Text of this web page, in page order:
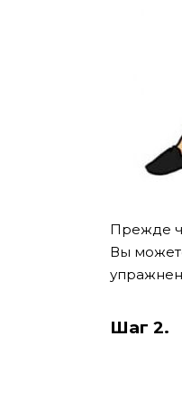
Прежде
Вы
Шаг 2.